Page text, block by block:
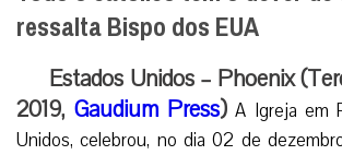
ressalta Bispo dos EUA
Estados Unidos – Phoenix
2019,Gaudium Press) A Igreja em
Unidos, celebrou, no dia 02 de